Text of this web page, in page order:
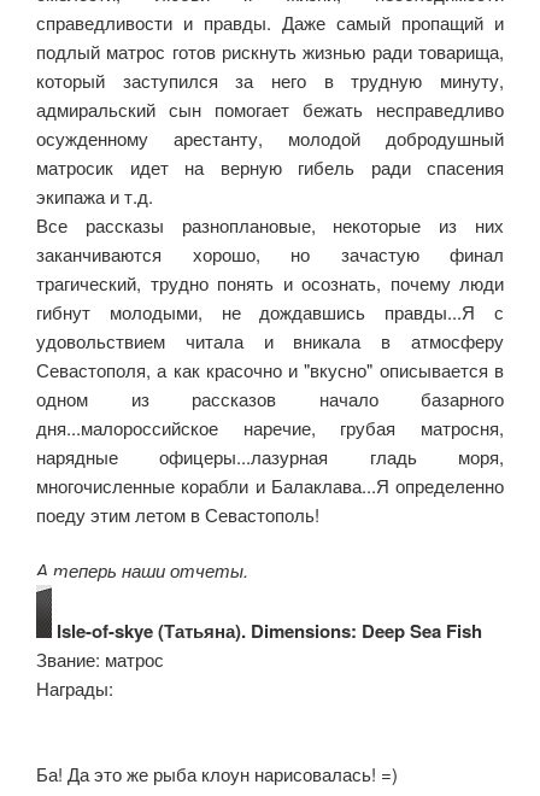
справедливости и правды. Даже самый пропащий и
подлый матрос готов рискнуть жизнью ради товарища,
который заступился за него в трудную минуту,
адмиральский сын помогает бежать несправедливо
осужденному арестанту, молодой добродушный
матросик идет на верную гибель ради спасения
экипажа и т.д.
Все рассказы разноплановые, некоторые из них
заканчиваются хорошо, но зачастую финал
трагический, трудно понять и осознать, почему люди
гибнут молодыми, не дождавшись правды...Я с
удовольствием читала и вникала в атмосферу
Севастополя, а как красочно и "вкусно" описывается в
одном из рассказов начало базарного
дня...малороссийское наречие, грубая матросня,
нарядные офицеры...лазурная гладь моря,
многочисленные корабли и Балаклава...Я определенно
поеду этим летом в Севастополь!
А теперь наши отчеты.
Isle-of-skye (Татьяна). Dimensions: Deep Sea Fish
Звание: матрос
Награды:
Ба! Да это же рыба клоун нарисовалась! =)